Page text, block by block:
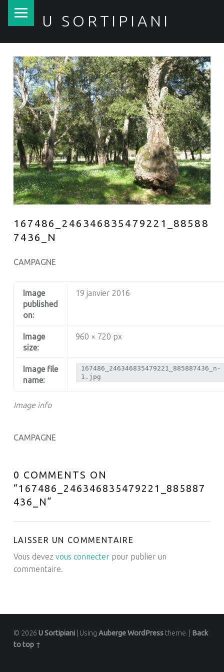
U SORTIPIANI
167486_246346835479221_88588
7436_N
CAMPAGNE
Image info
Image
published
on:
19 janvier 2016
Image
size:
960 × 720 px
Image file
name:
167486_246346835479221_885887436_n-
1.jpg
CAMPAGNE
0 COMMENTS ON
“167486_246346835479221_885887
436_N”
LAISSER UN COMMENTAIRE
Vous devez vous connecterpour publier un
commentaire.
© 2026 U Sortipiani Using AubergeWordPresstheme.
Back
to top ↑